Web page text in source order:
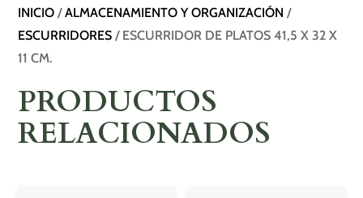
INICIO /ALMACENAMIENTO Y ORGANIZACIÓN /
ESCURRIDORES / ESCURRIDOR DE PLATOS 41,5 X 32 X
11 CM.
PRODUCTOS
RELACIONADOS